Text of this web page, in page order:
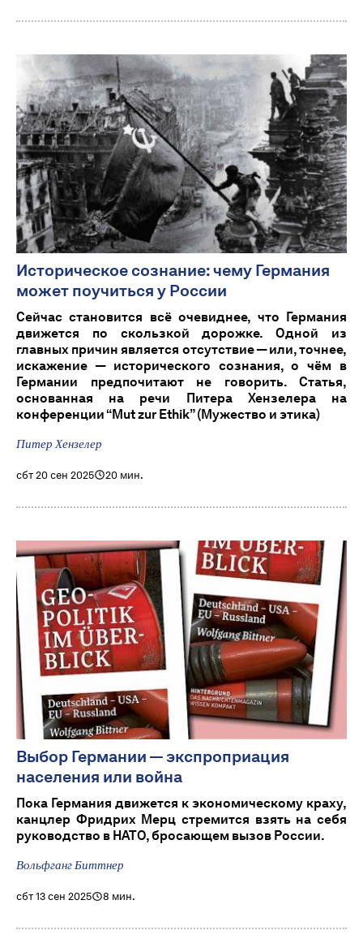
Историческое сознание: чему Германия
может поучиться у России
Сейчас становится всё очевиднее, что Германия
движется по скользкой дорожке. Одной из
главных причин является отсутствие — или, точнее,
искажение — исторического сознания, о чём в
Германии предпочитают не говорить. Статья,
основанная на речи Питера Хензелера на
конференции “Mut zur Ethik” (Мужество и этика)
Питер Хензелер
сбт 20 сен 2025 20 мин.
Выбор Германии — экспроприация
населения или война
Пока Германия движется к экономическому краху,
канцлер Фридрих Мерц стремится взять на себя
руководство в НАТО, бросающем вызов России.
Вольфганг Биттнер
сбт 13 сен 2025 8 мин.